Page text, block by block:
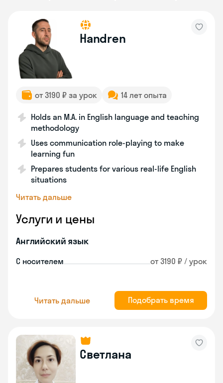
Handren
от 3190 ₽ за урок 14 лет опыта
Holds an M.A. in English language and teaching
methodology
Uses communication role-playing to make
learning fun
Prepares students for various real-life English
situations
Читать дальше
Услуги и цены
Английский язык
С носителем от 3190 ₽ / урок
Читать дальше Подобрать время
Светлана